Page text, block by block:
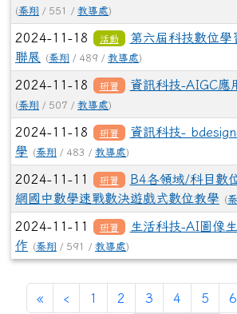
(秦翔 / 551 / 教導處)
2024-11-18 活動
第六屆科技數位學
聯展
(秦翔 / 489 / 教導處)
2024-11-18 研習 資訊科技-AIGC應
(秦翔 / 507 / 教導處)
2024-11-18 研習
資訊科技-
學
(秦翔 / 483 / 教導處)
2024-11-11 研習
B4各領域/科目數
網國中數學速戰數決遊戲式數位教學
(
2024-11-11 研習
生活科技-AI圖像
作 (秦翔 / 591 / 教導處)
«第一頁
‹ 上一頁
1 2 3 4 5 6